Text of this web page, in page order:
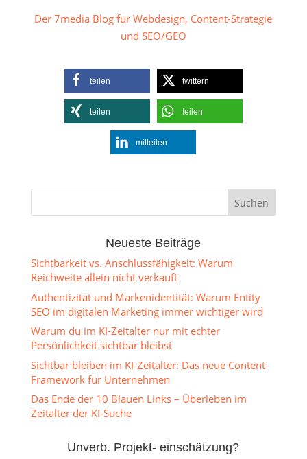
Der 7media Blog für Webdesign, Content-Strategie
und SEO/GEO
teilen twittern
teilen teilen
mitteilen
Neueste Beiträge
Sichtbarkeit vs. Anschlussfähigkeit: Warum
Reichweite allein nicht verkauft
Authentizität und Markenidentität: Warum Entity
SEO im digitalen Marketing immer wichtiger wird
Warum du im KI-Zeitalter nur mit echter
Persönlichkeit sichtbar bleibst
Sichtbar bleiben im KI-Zeitalter: Das neue Content-
Framework für Unternehmen
Das Ende der 10 Blauen Links – Überleben im
Zeitalter der KI-Suche
Unverb. Projekt- einschätzung?